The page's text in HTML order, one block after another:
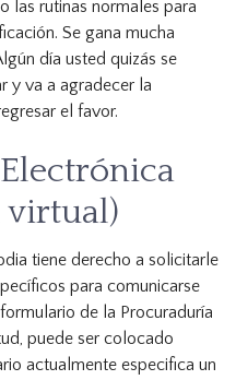
las rutinas normales para
Se gana mucha
día usted quizás se
y va a agradecer la
el favor.
virtual)
tiene derecho a solicitarle
para comunicarse
de la Procuraduría
puede ser colocado
actualmente especifica un